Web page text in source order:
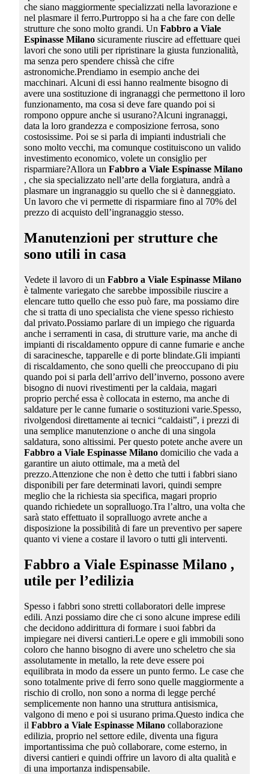
che siano maggiormente specializzati nella lavorazione e
nel plasmare il ferro.Purtroppo si ha a che fare con delle
strutture che sono molto grandi. Un Fabbro a Viale
Espinasse Milanosicuramente riuscire ad effettuare quei
lavori che sono utili per ripristinare la giusta funzionalità,
ma senza pero spendere chissà che cifre
astronomiche.Prendiamo in esempio anche dei
macchinari. Alcuni di essi hanno realmente bisogno di
avere una sostituzione di ingranaggi che permettono il loro
funzionamento, ma cosa si deve fare quando poi si
rompono oppure anche si usurano?Alcuni ingranaggi,
data la loro grandezza e composizione ferrosa, sono
costosissime. Poi se si parla di impianti industriali che
sono molto vecchi, ma comunque costituiscono un valido
investimento economico, volete un consiglio per
risparmiare?Allora un Fabbro a Viale Espinasse Milano
, che sia specializzato nell’arte della forgiatura, andrà a
plasmare un ingranaggio su quello che si è danneggiato.
Un lavoro che vi permette di risparmiare fino al 70% del
prezzo di acquisto dell’ingranaggio stesso.
Manutenzioni per strutture che
sono utili in casa
Vedete il lavoro di un Fabbro a Viale Espinasse Milano
è talmente variegato che sarebbe impossibile riuscire a
elencare tutto quello che esso può fare, ma possiamo dire
che si tratta di uno specialista che viene spesso richiesto
dal privato.Possiamo parlare di un impiego che riguarda
anche i serramenti in casa, di strutture varie, ma anche di
impianti di riscaldamento oppure di canne fumarie e anche
di saracinesche, tapparelle e di porte blindate.Gli impianti
di riscaldamento, che sono quelli che preoccupano di piu
quando poi si parla dell’arrivo dell’inverno, possono avere
bisogno di nuovi rivestimenti per la caldaia, magari
proprio perché essa è collocata in esterno, ma anche di
saldature per le canne fumarie o sostituzioni varie.Spesso,
rivolgendosi direttamente ai tecnici “caldaisti”, i prezzi di
una semplice manutenzione o anche di una singola
saldatura, sono altissimi. Per questo potete anche avere un
Fabbro a Viale Espinasse Milanodomicilio che vada a
garantire un aiuto ottimale, ma a metà del
prezzo.Attenzione che non è detto che tutti i fabbri siano
disponibili per fare determinati lavori, quindi sempre
meglio che la richiesta sia specifica, magari proprio
quando richiedete un sopralluogo.Tra l’altro, una volta che
sarà stato effettuato il sopralluogo avrete anche a
disposizione la possibilità di fare un preventivo per sapere
quanto vi viene a costare il lavoro o tutti gli interventi.
Fabbro a Viale Espinasse Milano ,
utile per l’edilizia
Spesso i fabbri sono stretti collaboratori delle imprese
edili. Anzi possiamo dire che ci sono alcune imprese edili
che decidono addirittura di formare i suoi fabbri da
impiegare nei diversi cantieri.Le opere e gli immobili sono
coloro che hanno bisogno di avere uno scheletro che sia
assolutamente in metallo, la rete deve essere poi
equilibrata in modo da essere un punto fermo. Le case che
sono totalmente prive di ferro sono quelle maggiormente a
rischio di crollo, non sono a norma di legge perché
semplicemente non hanno una struttura antisismica,
valgono di meno e poi si usurano prima.Questo indica che
il Fabbro a Viale Espinasse Milanocollaborazione
edilizia, proprio nel settore edile, diventa una figura
importantissima che può collaborare, come esterno, in
diversi cantieri e quindi offrire un lavoro di alta qualità e
di una importanza indispensabile.